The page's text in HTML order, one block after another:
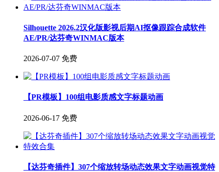
Silhouette 2026.2汉化版影视后期AI抠像跟踪合成软件
AE/PR/达芬奇WINMAC版本
2026-07-07 免费
【PR模板】100组电影质感文字标题动画
2026-06-17 免费
【达芬奇插件】307个缩放转场动态效果文字动画视觉特